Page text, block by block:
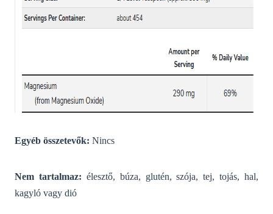
Egyéb összetevők: Nincs
Nem tartalmaz: élesztő, búza, glutén, szója, tej, tojás, hal,
kagyló vagy dió